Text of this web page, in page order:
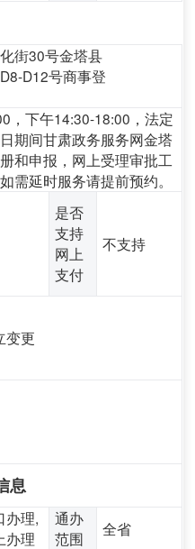
街30号金塔县
D12号商事登
，下午14:30-18:00，法定
期间甘肃政务服务网金塔
和申报，网上受理审批工
需延时服务请提前预约。
是否
支持
网上
支付
不支持
变更
息
办理,
办理
通办
范围
全省